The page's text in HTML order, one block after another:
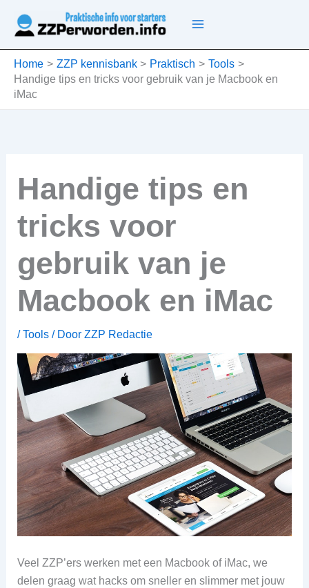
naar
inhoud
Home ZZP kennisbank Praktisch
Tools
Handige tips en tricks voor gebruik van je Macbook en
iMac
Handige tips en
tricks voor
gebruik van je
Macbook en iMac
/Tools/ Door ZZP Redactie
Veel ZZP’ers werken met een Macbook of iMac, we
delen graag wat hacks om sneller en slimmer met jouw